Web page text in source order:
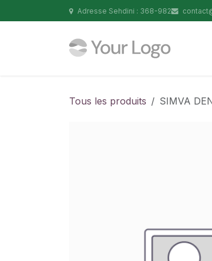
Se rendre au contenuAdresse Sehdini : 368-982
Tous les produits SIMVA